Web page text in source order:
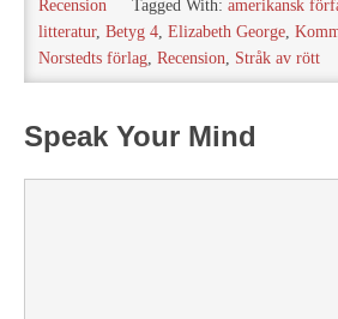
Recension
Tagged With: amerikansk
litteratur, Betyg 4, Elizabeth George,
Norstedts förlag, Recension, Stråk av rött
Speak Your Mind